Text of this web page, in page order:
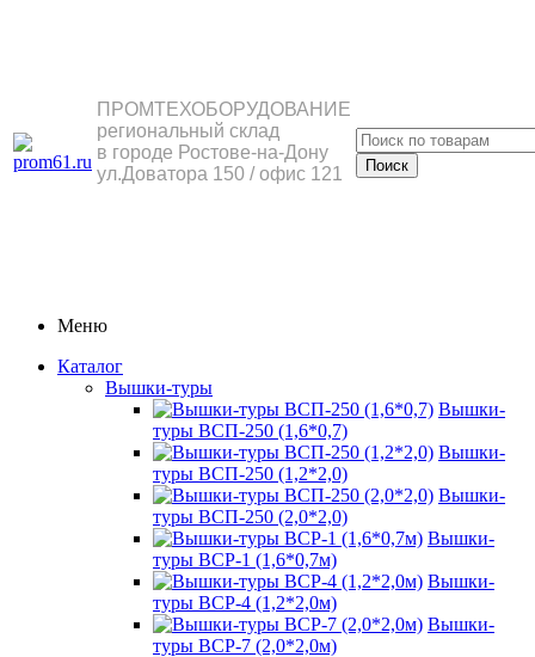
ПРОМТЕХОБОРУДОВАНИЕ
региональный склад
в городе Ростове-на-Дону
ул.Доватора 150 / офис 121
Меню
Каталог
Вышки-туры
Вышки-
туры ВСП-250 (1,6*0,7)
Вышки-
туры ВСП-250 (1,2*2,0)
Вышки-
туры ВСП-250 (2,0*2,0)
Вышки-
туры ВСР-1 (1,6*0,7м)
Вышки-
туры ВСР-4 (1,2*2,0м)
Вышки-
туры ВСР-7 (2,0*2,0м)